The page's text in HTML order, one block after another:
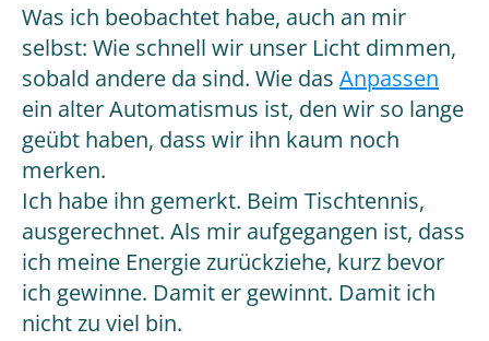
Was ich beobachtet habe, auch an mir
selbst: Wie schnell wir unser Licht dimmen,
sobald andere da sind. Wie das Anpassen
ein alter Automatismus ist, den wir so lange
geübt haben, dass wir ihn kaum noch
merken.
Ich habe ihn gemerkt. Beim Tischtennis,
ausgerechnet. Als mir aufgegangen ist, dass
ich meine Energie zurückziehe, kurz bevor
ich gewinne. Damit er gewinnt. Damit ich
nicht zu viel bin.